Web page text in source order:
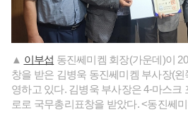
▲ 이부섭 동진쎄미켐 회장(가운데)이
창을 받은 김병욱 동진쎄미켐 부사장(
영하고 있다. 김병욱 부사장은 4-마스크
로로 국무총리표창을 받았다. <동진쎄